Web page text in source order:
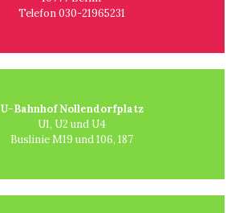
Telefon 030-21965231
U-Bahnhof Nollendorfplatz
U1, U2 und U4
Buslinie M19 und 106, 187